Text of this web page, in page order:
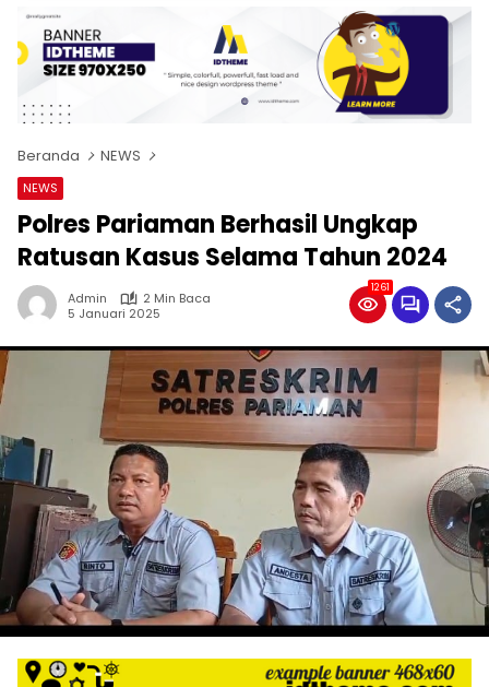
Beranda NEWS
NEWS
Polres Pariaman Berhasil Ungkap
Ratusan Kasus Selama Tahun 2024
Admin
2 Min Baca
5 Januari 2025
1261